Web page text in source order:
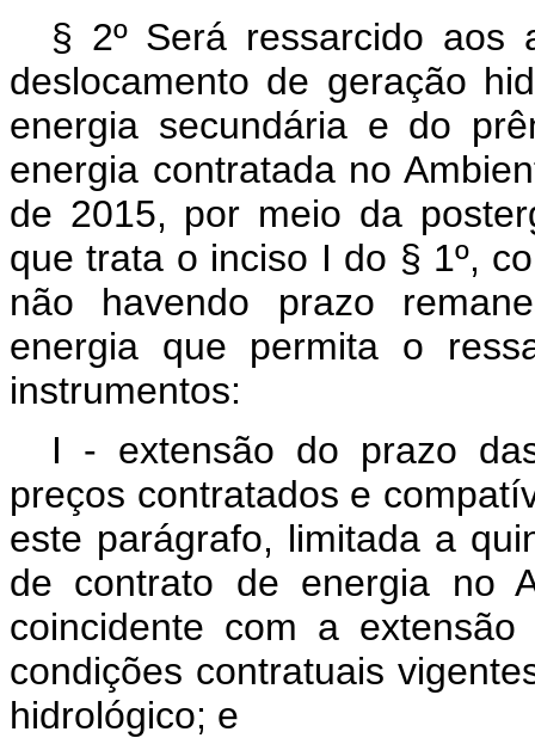
§ 2º Será ressarcido aos
deslocamento de geração
energia secundária e do
energia contratada no
de 2015, por meio da
que trata o inciso I do § 1º,
não havendo prazo
energia que permita o
instrumentos:
I - extensão do prazo
preços contratados e
este parágrafo, limitada a
de contrato de energia no
coincidente com a
condições contratuais
hidrológico; e